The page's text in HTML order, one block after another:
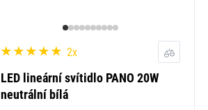
2x
LED lineární svítidlo PANO 20W
neutrální bílá